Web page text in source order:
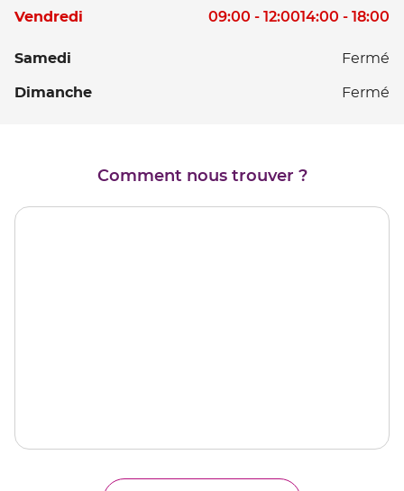
à
Horaires
d'aujourd'hui
Vendredi 09:00 - 12:0014:00 - 18:00
Samedi Fermé
Dimanche Fermé
Comment nous trouver ?